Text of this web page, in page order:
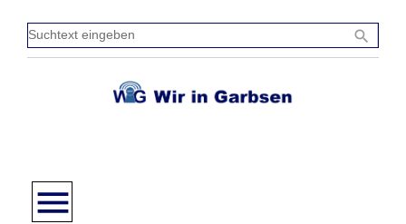
Inhalt
springen
search
menu